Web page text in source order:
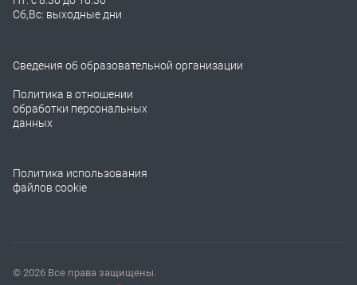
Сб,Вс: выходные дни
Сведения об образовательной организации
Политика в отношении
обработки персональных
данных
Политика использования
файлов cookie
© 2026 Все права защищены.